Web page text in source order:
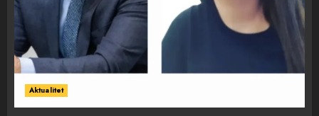
Aktualitet